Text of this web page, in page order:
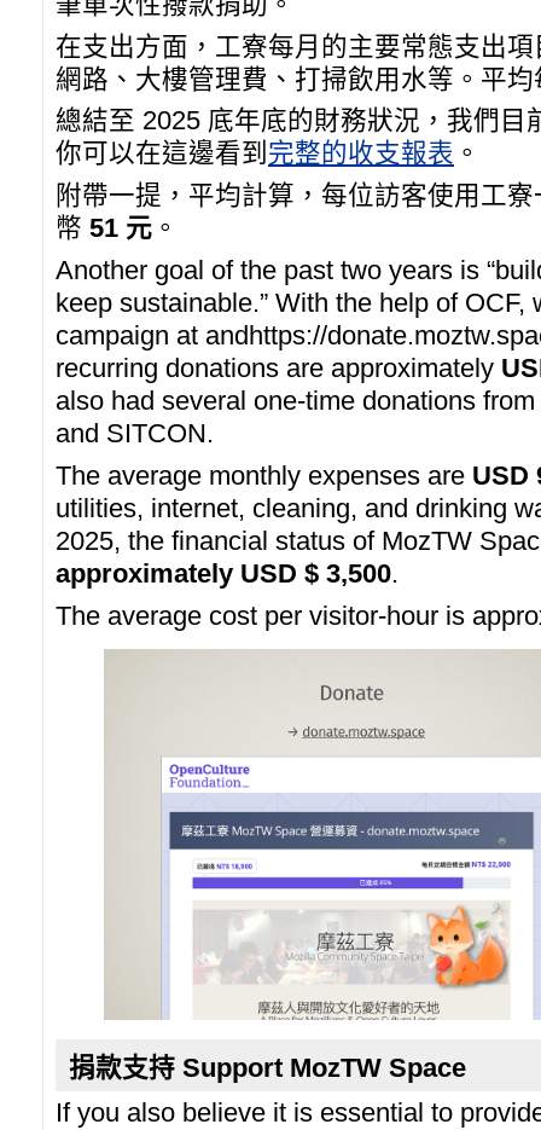
在支出方面，工寮每月的主要常態支出
網路、大樓管理費、打掃飲用水等。平
總結至 2025 底年底的財務狀況，我們目
你可以在這邊看到 完整的收支報表 。
附帶一提，平均計算，每位訪客使用工
幣 51 元 。
Another goal of the past two years is
keep sustainable.” With the help of OCF,
campaign at andhttps://
recurring donations are approximately
also had several one-time donations
and SITCON.
The average monthly expenses are USD
utilities, internet, cleaning, and drinking
2025, the financial status of MozTW
approximately USD $ 3,500.
The average cost per visitor-hour is
捐款支持 Support MozTW Space
If you also believe it is essential to